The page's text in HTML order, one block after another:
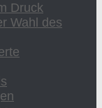
Druck
Wahl des